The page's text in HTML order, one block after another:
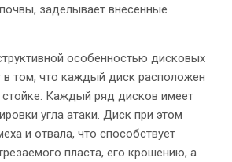
заделывает внесенные
особенностью дисковых
том, что каждый диск расположен
Каждый ряд дисков имеет
угла атаки. Диск при этом
и отвала, что способствует
пласта, его крошению, а